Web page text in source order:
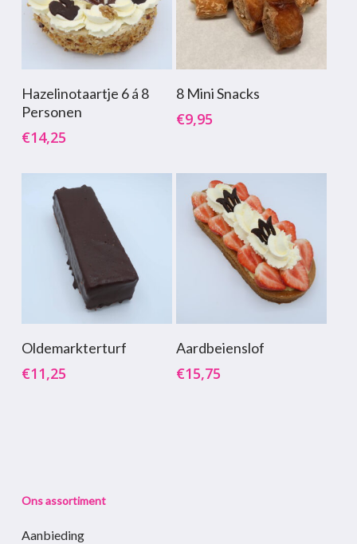
Toevoegen Aan
Winkelwagen
Hazelinotaartje 6 á 8
Personen
€14,25
Toevoegen Aan
8 Mini Snacks
€9,95
Toevoegen Aan
Oldemarkterturf
€11,25
Toevoegen Aan
Aardbeienslof
€15,75
Ons assortiment
Aanbieding